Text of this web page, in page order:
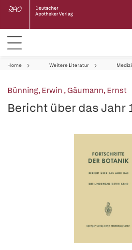
Home Weitere Literatur
Bünning, Erwin ,Gäumann, Ernst
Bericht über das Jahr